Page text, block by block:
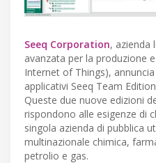
Seeq Corporation, azienda
avanzata per la produzione
Internet of Things),
applicativi Seeq Team
Queste due nuove edizioni
rispondono alle esigenze di
singola azienda di pubblica
multinazionale chimica,
petrolio e gas.